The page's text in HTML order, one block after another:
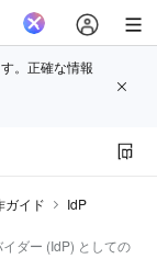
。正確な情報
ガイド
IdP
ダー (IdP) としての